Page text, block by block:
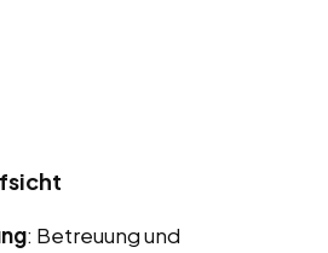
: Betreuung und